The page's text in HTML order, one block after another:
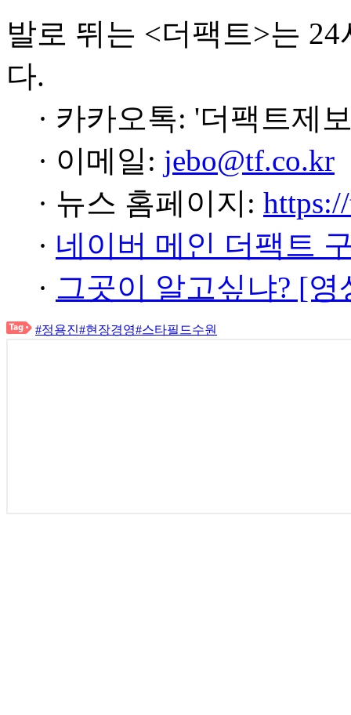
발로 뛰는 <더팩트>는
다.
· 카카오톡: '더팩트제
· 이메일: jebo@tf.co.kr
· 뉴스 홈페이지:
· 네이버 메인 더팩트
· 그곳이 알고싶냐? [
#정용진#현장경영#스타필드수원